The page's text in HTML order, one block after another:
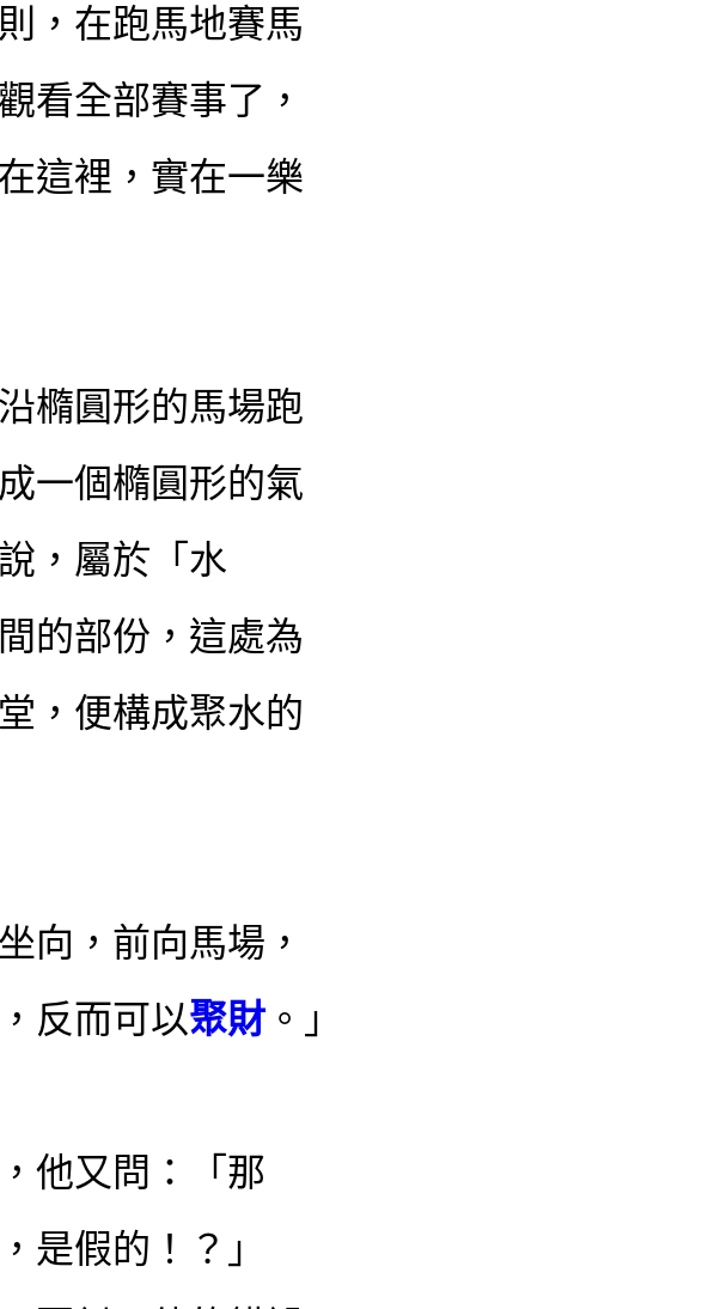
，在跑馬地賽馬
看全部賽事了，
這裡，實在一樂
橢圓形的馬場跑
一個橢圓形的氣
，屬於「水
的部份，這處為
，便構成聚水的
向，前向馬場，
反而可以聚財 。｣
他又問：「那
是假的！？｣